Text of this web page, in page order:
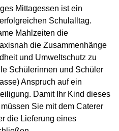
Mittagessen ist ein
Schulalltag.
Mahlzeiten die
die Zusammenhänge
und Umweltschutz zu
Schülerinnen und Schüler
Anspruch auf ein
Damit Ihr Kind dieses
Sie mit dem Caterer
die Lieferung eines